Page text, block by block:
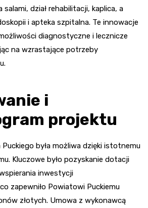
dział rehabilitacji, kaplica, a
i apteka szpitalna. Te innowacje
diagnostyczne i lecznicze
na wzrastające potrzeby
i
projektu
była możliwa dzięki istotnemu
Kluczowe było pozyskanie dotacji
inwestycji
zapewniło Powiatowi Puckiemu
złotych. Umowa z wykonawcą